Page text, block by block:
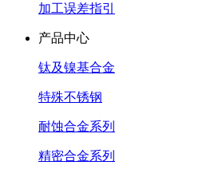
加工误差指引
产品中心
钛及镍基合金
特殊不锈钢
耐蚀合金系列
精密合金系列